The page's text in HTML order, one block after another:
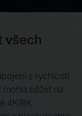
všech
s rychlostí
běžet na
4K/8K